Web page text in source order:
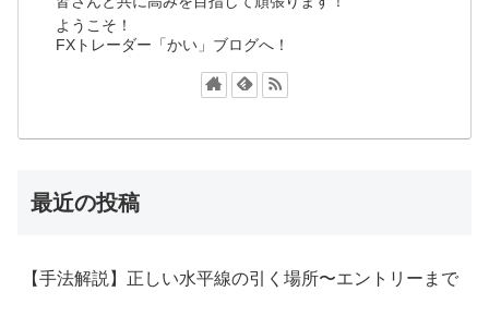
ようこそ！
FXトレーダー「かい」ブログへ！
最近の投稿
【手法解説】正しい水平線の引く場所〜エントリーまで